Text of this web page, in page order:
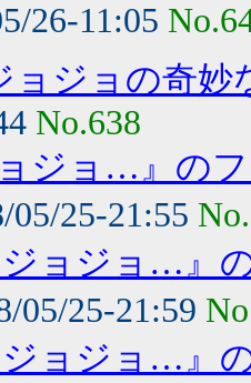
26-11:05
ョジョの奇妙
No.638
ジョ…』の
05/25-21:55
ョジョ…』
05/25-21:59
ョジョ…』